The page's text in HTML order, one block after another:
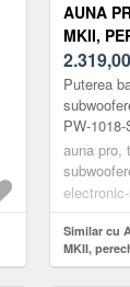
AUNA
MKII,
45, 7
2.319,00
Puterea
PW-
tremura
aun...
auna pro,
Similar cu
MKII,
PA, 45, 7